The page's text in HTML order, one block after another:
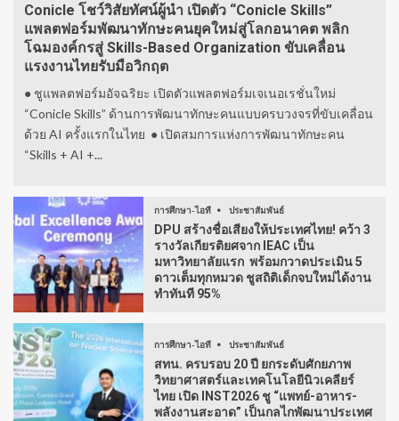
Conicle โชว์วิสัยทัศน์ผู้นำ เปิดตัว “Conicle Skills”
แพลตฟอร์มพัฒนาทักษะคนยุคใหม่สู่โลกอนาคต พลิก
โฉมองค์กรสู่ Skills-Based Organization ขับเคลื่อน
แรงงานไทยรับมือวิกฤต
● ชูแพลตฟอร์มอัจฉริยะ เปิดตัวแพลตฟอร์มเจเนอเรชั่นใหม่
“Conicle Skills” ด้านการพัฒนาทักษะคนแบบครบวงจรที่ขับเคลื่อน
ด้วย AI ครั้งแรกในไทย ● เปิดสมการแห่งการพัฒนาทักษะคน
“Skills + AI +...
การศึกษา-ไอที ประชาสัมพันธ์
DPU สร้างชื่อเสียงให้ประเทศไทย! คว้า 3
รางวัลเกียรติยศจาก IEAC เป็น
มหาวิทยาลัยแรก พร้อมกวาดประเมิน 5
ดาวเต็มทุกหมวด ชูสถิติเด็กจบใหม่ได้งาน
ทำทันที 95%
การศึกษา-ไอที ประชาสัมพันธ์
สทน. ครบรอบ 20 ปี ยกระดับศักยภาพ
วิทยาศาสตร์และเทคโนโลยีนิวเคลียร์
ไทย เปิด INST2026 ชู “แพทย์-อาหาร-
พลังงานสะอาด” เป็นกลไกพัฒนาประเทศ